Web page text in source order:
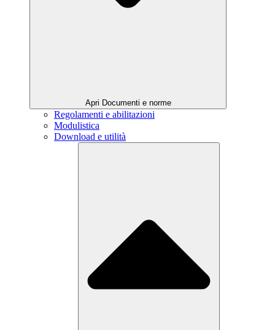
Apri Documenti e norme
Regolamenti e abilitazioni
Modulistica
Download e utilità